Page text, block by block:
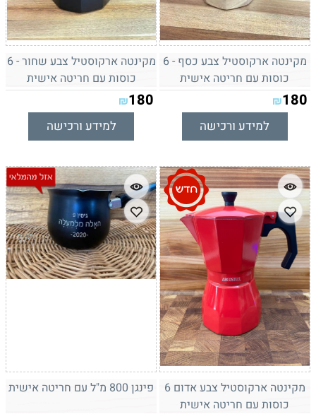
מקינטה ארקוסטיל צבע כסף - 6
כוסות עם חריטה אישית
₪180
למידע ורכישה
מקינטה ארקוסטיל צבע שחור - 6
כוסות עם חריטה אישית
₪180
למידע ורכישה
מקינטה ארקוסטיל צבע אדום 6
כוסות עם חריטה אישית
פינגן 800 מ"ל עם חריטה אישית